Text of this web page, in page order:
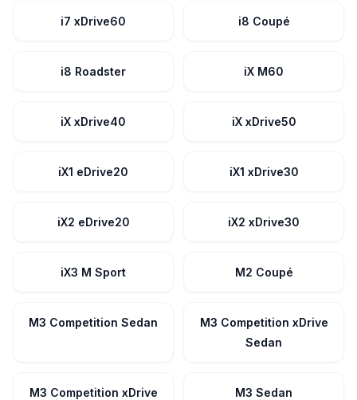
i7 xDrive60 i8 Coupé
i8 Roadster iX M60
iX xDrive40 iX xDrive50
iX1 eDrive20 iX1 xDrive30
iX2 eDrive20 iX2 xDrive30
iX3 M Sport M2 Coupé
M3 Competition Sedan
M3 Competition xDrive
Sedan
M3 Competition xDrive
M3 Sedan